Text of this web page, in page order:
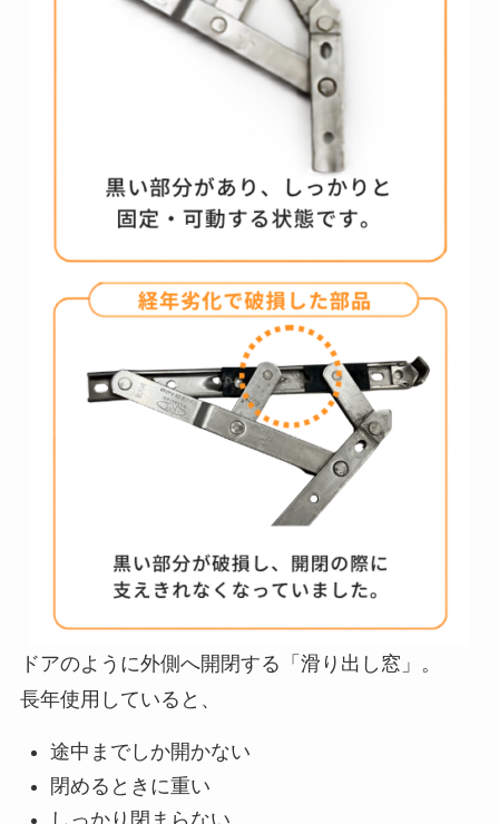
ドアのように外側へ開閉する「滑り出し窓」。
長年使用していると、
途中までしか開かない
閉めるときに重い